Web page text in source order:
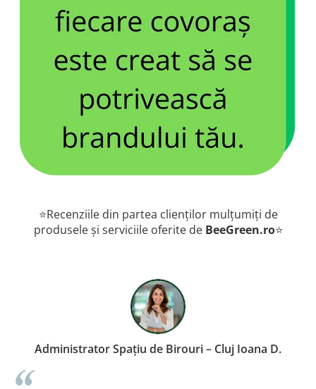
⭐Recenziile din partea clienților mulțumiți de
produsele și serviciile oferite de BeeGreen.ro⭐
Spațiu de Birouri – Cluj Ioana D. Proprietar